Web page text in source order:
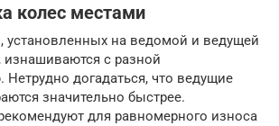
колес местами
установленных на ведомой и ведущей
с разной
Нетрудно догадаться, что ведущие
значительно быстрее.
для равномерного износа